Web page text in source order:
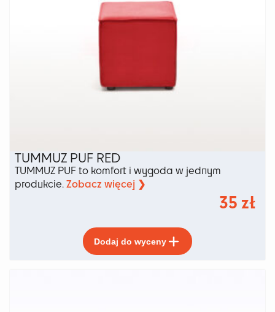
TUMMUZ PUF RED
TUMMUZ PUF to komfort i wygoda w jednym
produkcie.Zobacz więcej ❯
35 zł
Dodaj do wyceny
produkt
ma